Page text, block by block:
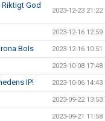
God
2023-12-23 21:22
2023-12-16 12:59
BoIs 2023-12-16 10:51
2023-10-08 17:48
IP! 2023-10-06 14:43
2023-09-22 13:53
2023-09-21 11:58